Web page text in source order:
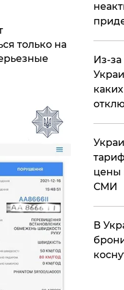
только на
Из-
цены
СМИ
В